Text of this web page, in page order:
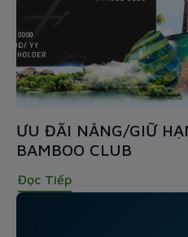
ƯU ĐÃI NÂNG/GIỮ
BAMBOO CLUB
Đọc Tiếp